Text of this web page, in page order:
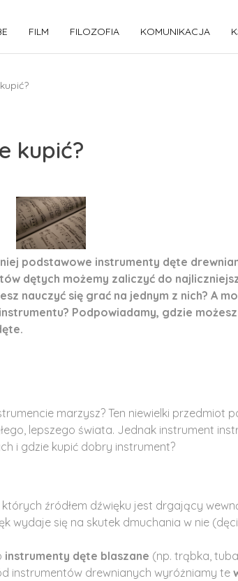
FILM FILOZOFIA KOMUNIKACJA
kupić?
podstawowe instrumenty dęte
dętych możemy zaliczyć do
nauczyć się grać na jednym z nich? A
Podpowiadamy, gdzie
marzysz? Ten niewielki przedmiot
lepszego świata. Jednak instrument
i gdzie kupić dobry instrument?
źródłem dźwięku jest drgający
wydaje się na skutek dmuchania w nie
instrumenty dęte blaszane (np. trąbka,
instrumentów drewnianych wyróżniamy te